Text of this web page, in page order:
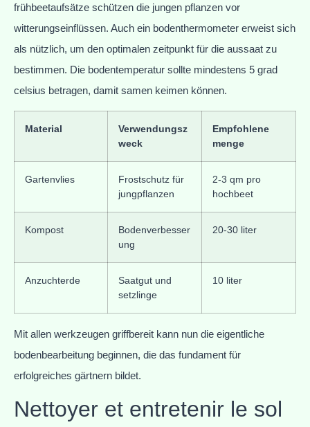
frühbeetaufsätze schützen die jungen pflanzen vor
witterungseinflüssen. Auch ein bodenthermometer erweist sich
als nützlich, um den optimalen zeitpunkt für die aussaat zu
bestimmen. Die bodentemperatur sollte mindestens 5 grad
celsius betragen, damit samen keimen können.
Material
Verwendungsz
weck
Empfohlene
menge
Gartenvlies
Frostschutz für
jungpflanzen
2-3 qm pro
hochbeet
Kompost
Bodenverbesser
ung
20-30 liter
Anzuchterde
Saatgut und
setzlinge
10 liter
Mit allen werkzeugen griffbereit kann nun die eigentliche
bodenbearbeitung beginnen, die das fundament für
erfolgreiches gärtnern bildet.
Nettoyer et entretenir le sol